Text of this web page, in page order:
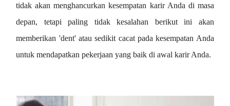
tidak akan menghancurkan kesempatan karir Anda di masa
depan, tetapi paling tidak kesalahan berikut ini akan
memberikan 'dent' atau sedikit cacat pada kesempatan Anda
untuk mendapatkan pekerjaan yang baik di awal karir Anda.